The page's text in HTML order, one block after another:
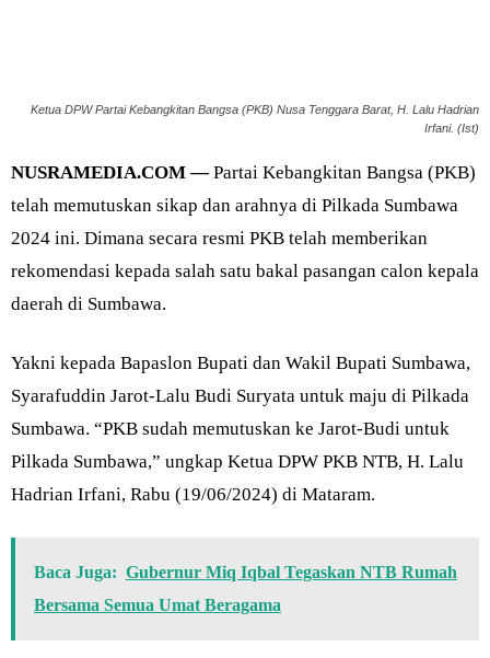
Ketua DPW Partai Kebangkitan Bangsa (PKB) Nusa Tenggara Barat, H. Lalu Hadrian
Irfani. (Ist)
NUSRAMEDIA.COM —Partai Kebangkitan Bangsa (PKB)
telah memutuskan sikap dan arahnya di Pilkada Sumbawa
2024 ini. Dimana secara resmi PKB telah memberikan
rekomendasi kepada salah satu bakal pasangan calon kepala
daerah di Sumbawa.
Yakni kepada Bapaslon Bupati dan Wakil Bupati Sumbawa,
Syarafuddin Jarot-Lalu Budi Suryata untuk maju di Pilkada
Sumbawa. “PKB sudah memutuskan ke Jarot-Budi untuk
Pilkada Sumbawa,” ungkap Ketua DPW PKB NTB, H. Lalu
Hadrian Irfani, Rabu (19/06/2024) di Mataram.
Baca Juga: Gubernur Miq Iqbal Tegaskan NTB Rumah
Bersama Semua Umat Beragama